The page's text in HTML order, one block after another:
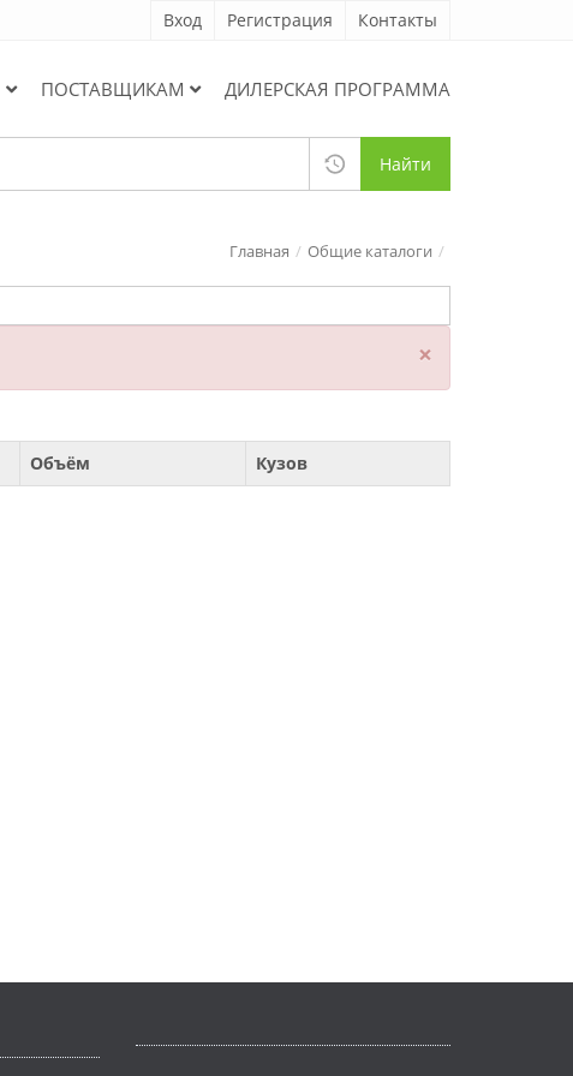
Вход Регистрация Контакты
ПОСТАВЩИКАМ ДИЛЕРСКАЯ ПРОГРАММА
Найти
Главная Общие каталоги
×
Объём Кузов